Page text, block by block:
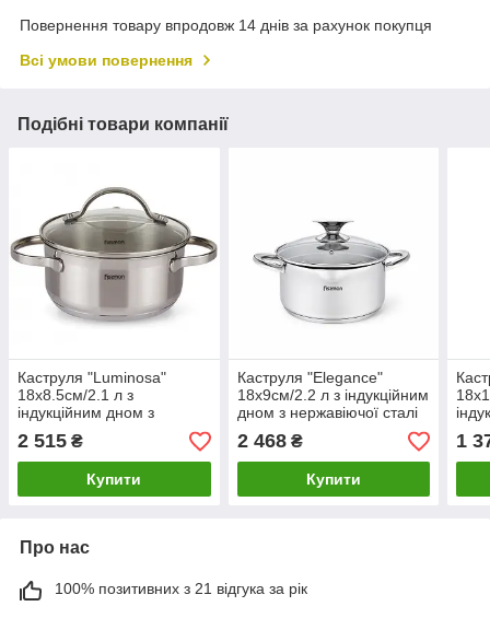
Повернення товару впродовж 14 днів за рахунок покупця
Всі умови повернення
Подібні товари компанії
Каструля "Luminosa"
18х8.5см/2.1 л з
індукційним дном з
скляною кришкою Fissman
2 515 ₴
Купити
Каструля "Elegance"
18х9см/2.2 л з індукційним
дном з нержавіючої сталі
Fissman
2 468₴
Купити
1
Про нас
100% позитивних з 21 відгука за рік